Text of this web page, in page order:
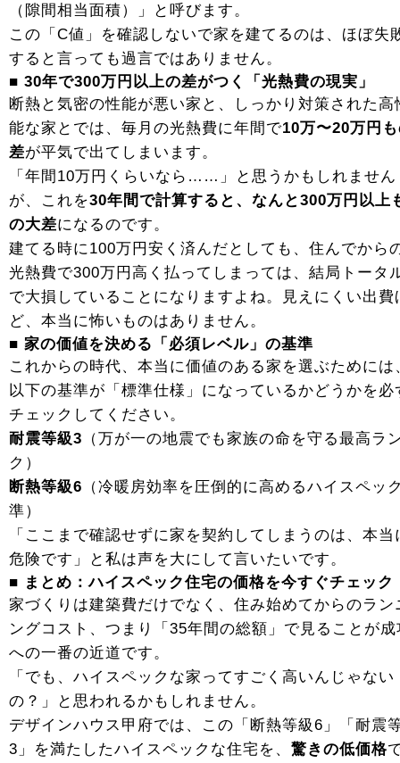
（隙間相当面積）」と呼びます。
この「C値」を確認しないで家を建てるのは、ほぼ失
すると言っても過言ではありません。
■ 30年で300万円以上の差がつく「光熱費の現実」
断熱と気密の性能が悪い家と、しっかり対策された高
能な家とでは、毎月の光熱費に年間で10万〜20万円
差が平気で出てしまいます。
「年間10万円くらいなら……」と思うかもしれません
が、これを30年間で計算すると、なんと300万円以上
の大差になるのです。
建てる時に100万円安く済んだとしても、住んでから
光熱費で300万円高く払ってしまっては、結局トータ
で大損していることになりますよね。見えにくい出費
ど、本当に怖いものはありません。
■ 家の価値を決める「必須レベル」の基準
これからの時代、本当に価値のある家を選ぶためには
以下の基準が「標準仕様」になっているかどうかを必
チェックしてください。
耐震等級3 （万が一の地震でも家族の命を守る最高ラ
ク）
断熱等級6 （冷暖房効率を圧倒的に高めるハイスペッ
準）
「ここまで確認せずに家を契約してしまうのは、本当
危険です」と私は声を大にして言いたいです。
■ まとめ：ハイスペック住宅の価格を今すぐチェック
家づくりは建築費だけでなく、住み始めてからのラン
ングコスト、つまり「35年間の総額」で見ることが成
への一番の近道です。
「でも、ハイスペックな家ってすごく高いんじゃない
の？」と思われるかもしれません。
デザインハウス甲府では、この「断熱等級6」「耐震
3」を満たしたハイスペックな住宅を、 驚きの低価格